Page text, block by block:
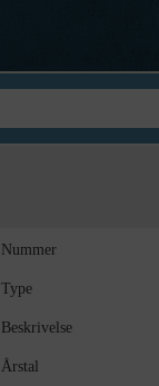
Nummer
Type
Beskrivelse
Årstal